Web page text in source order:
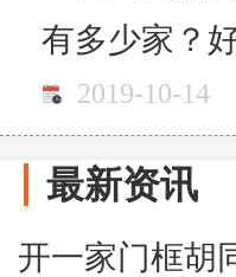
有多少家？
2019-10-14
最新资讯
开一家门框胡